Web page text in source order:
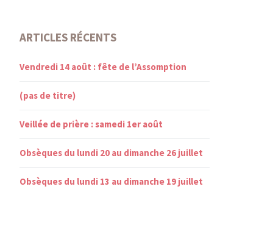
ARTICLES RÉCENTS
Vendredi 14 août : fête de l’Assomption
(pas de titre)
Veillée de prière : samedi 1er août
Obsèques du lundi 20 au dimanche 26 juillet
Obsèques du lundi 13 au dimanche 19 juillet